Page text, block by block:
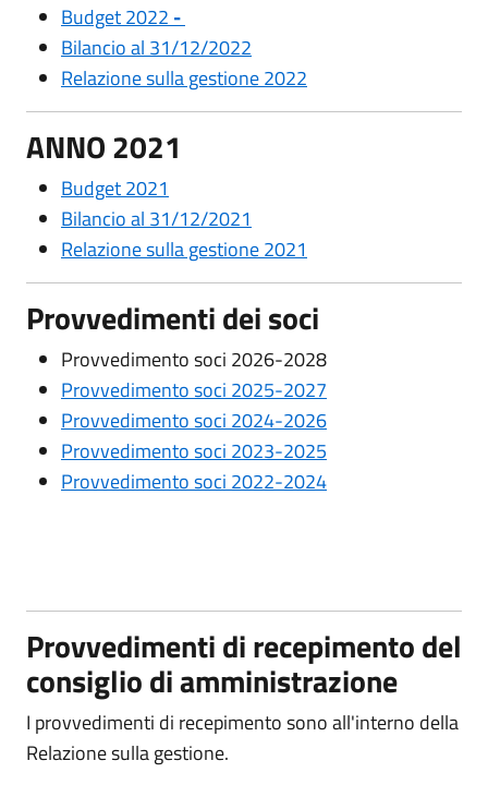
Budget 2022 -
Bilancio al 31/12/2022
Relazione sulla gestione 2022
ANNO 2021
Budget2021
Bilancio al 31/12/2021
Relazione sulla gestione 2021
Provvedimenti dei soci
Provvedimento soci 2026-2028
Provvedimento soci 2025-2027
Provvedimento soci 2024-2026
Provvedimento soci 2023-2025
Provvedimento soci 2022-2024
Provvedimenti di recepimento del
consiglio di amministrazione
I provvedimenti di recepimento sono all'interno della
Relazione sulla gestione.